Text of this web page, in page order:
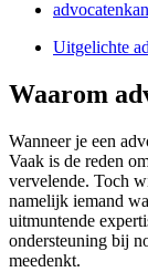
Uitgelichte
Waarom
Wanneer je een
Vaak is de reden
vervelende. Toch
namelijk iemand
uitmuntende
ondersteuning bij
meedenkt.